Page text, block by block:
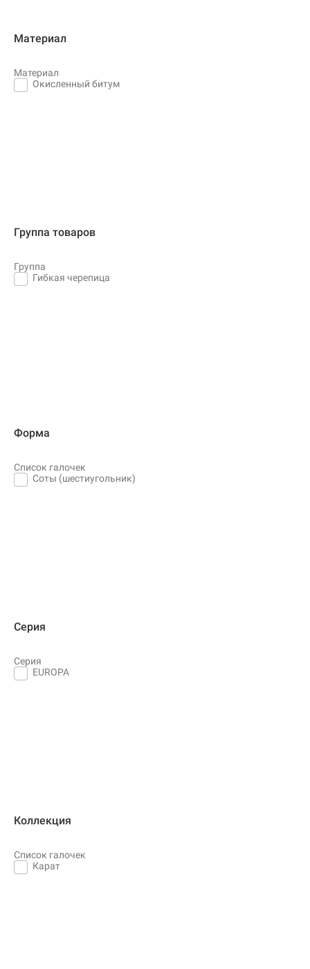
Материал
Материал
Окисленный битум
Группа товаров
Группа
Гибкая черепица
Форма
Список галочек
Соты (шестиугольник)
Серия
Серия
EUROPA
Коллекция
Список галочек
Карат